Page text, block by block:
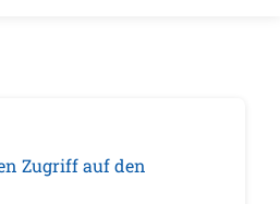
Zugriff auf den